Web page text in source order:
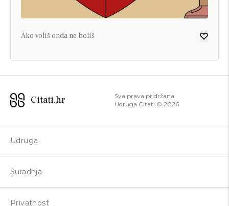
Ako voliš onda ne boliš
Citati.hr
Sva prava pridržana
Udruga Citati © 2026
Udruga
Suradnja
Privatnost